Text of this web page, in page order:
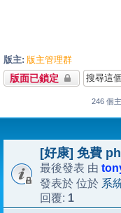
版主: 版主管理群
版面已鎖定
246 個
[好康] 免費
最後發表 由
發表於 位於 系
回覆: 1